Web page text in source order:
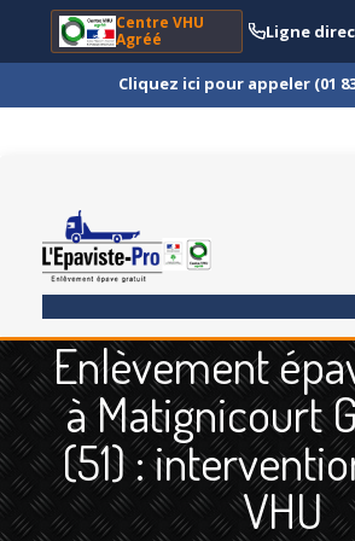
Centre VHU
Agréé
Ligne
Cliquez ici pour appeler (01 83
ENLÈVEMENTÉPAVE
Quoi ?
Scooteret Moto
Camion
et Poids Lourd
Enlèvement
à Matignicourt
(51) :
VHU